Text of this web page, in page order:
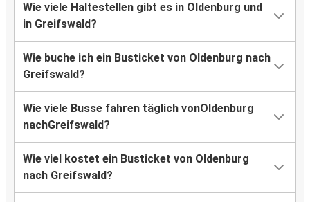
Wie viele Haltestellen gibt es in Oldenburg und
in Greifswald?
Wie buche ich ein Busticket von Oldenburg nach
Greifswald?
Wie viele Busse fahren täglich vonOldenburg
nachGreifswald?
Wie viel kostet ein Busticket von Oldenburg
nach Greifswald?